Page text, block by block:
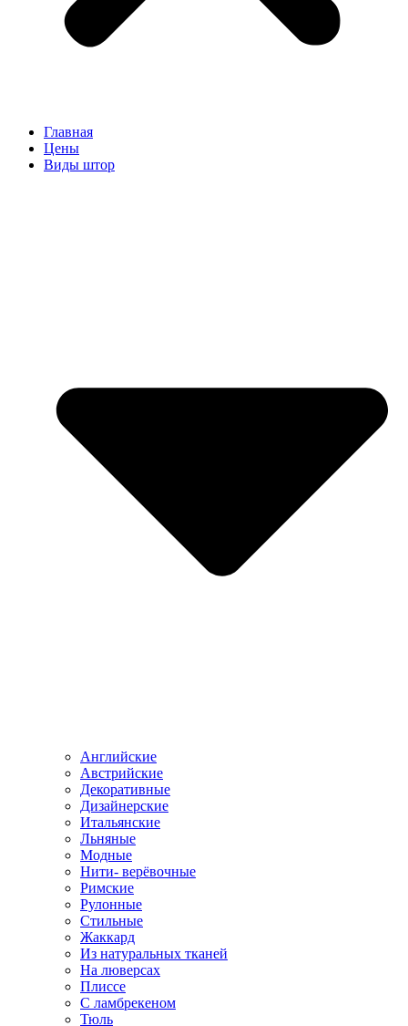
Главная
Цены
Виды штор
Английские
Австрийские
Декоративные
Дизайнерские
Итальянские
Льняные
Модные
Нити- верёвочные
Римские
Рулонные
Стильные
Жаккард
Из натуральных тканей
На люверсах
Плиссе
С ламбрекеном
Тюль